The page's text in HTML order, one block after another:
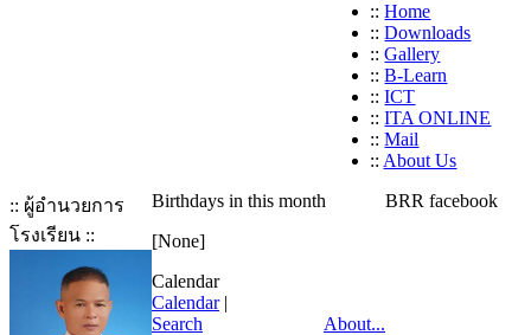
:: Home
:: Downloads
:: Gallery
:: B-Learn
:: ICT
:: ITA ONLINE
:: Mail
:: About Us
:: ผู้อำนวยการ
โรงเรียน ::
Birthdays in this month
[None]
Calendar
Calendar |
Search
About...
BRR facebook